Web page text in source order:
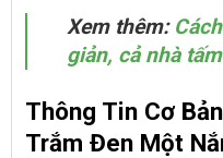
Xem thêm:
giản, cả nhà
Thông Tin Cơ
Trắm Đen Một